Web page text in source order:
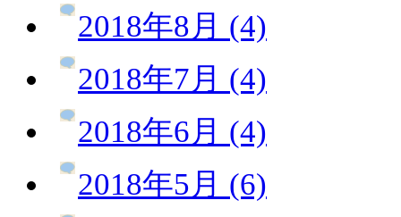
2018年8月 (4)
2018年7月 (4)
2018年6月 (4)
2018年5月 (6)